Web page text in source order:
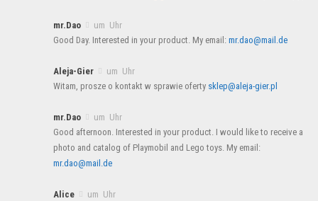
mr.Dao
um Uhr
Good Day. Interested in your product. My email: mr.dao@mail.de
Aleja-Gier
um Uhr
Witam, prosze o kontakt w sprawie oferty sklep@aleja-gier.pl
mr.Dao
um Uhr
Good afternoon. Interested in your product. I would like to receive a
photo and catalog of Playmobil and Lego toys. My email:
mr.dao@mail.de
Alice
um Uhr